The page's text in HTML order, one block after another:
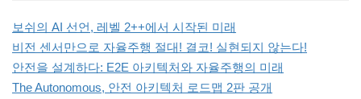
보쉬의 AI 선언, 레벨 2++에서 시작된 미래
비전 센서만으로 자율주행 절대! 결코! 실현되지 않는다!
안전을 설계하다: E2E 아키텍처와 자율주행의 미래
The Autonomous, 안전 아키텍처 로드맵 2판 공개